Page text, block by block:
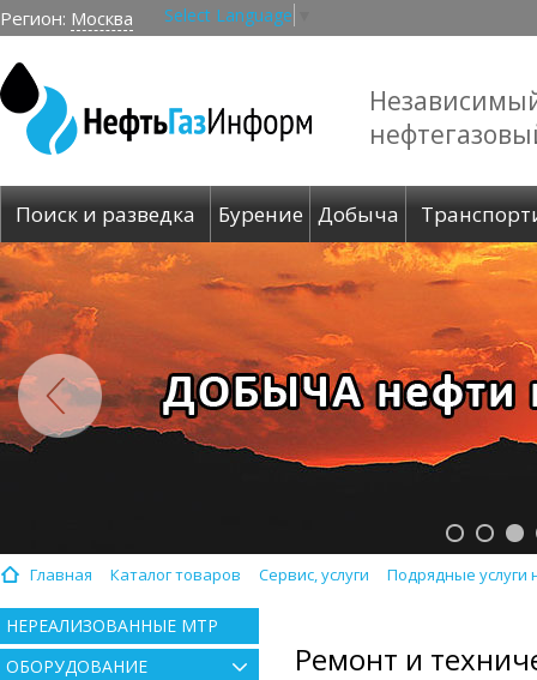
Регион: Москва Select Language
Поиск и разведка Бурение Добыча
Главная Каталог товаров Сервис, услуги Подрядные услуги
НЕРЕАЛИЗОВАННЫЕ МТР
ОБОРУДОВАНИЕ
Ремонт и